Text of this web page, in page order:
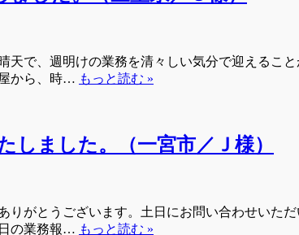
天で、週明けの業務を清々しい気分で迎えるこ
から、時… もっと読む »
ました。（一宮市／Ｊ様）
がとうございます。土日にお問い合わせいた
の業務報… もっと読む »